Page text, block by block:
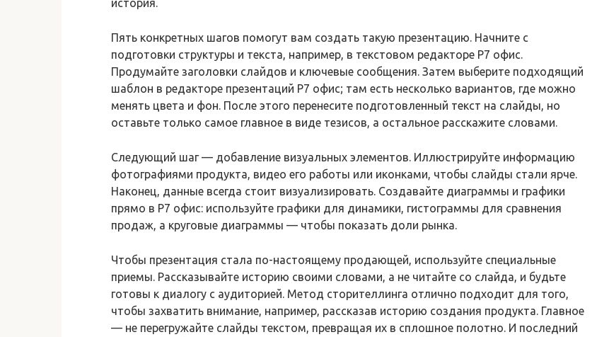
история.
Пять конкретных шагов помогут вам создать такую презентацию. Начните с
подготовки структуры и текста, например, в текстовом редакторе Р7 офис.
Продумайте заголовки слайдов и ключевые сообщения. Затем выберите подходящий
шаблон в редакторе презентаций Р7 офис; там есть несколько вариантов, где можно
менять цвета и фон. После этого перенесите подготовленный текст на слайды, но
оставьте только самое главное в виде тезисов, а остальное расскажите словами.
Следующий шаг — добавление визуальных элементов. Иллюстрируйте информацию
фотографиями продукта, видео его работы или иконками, чтобы слайды стали ярче.
Наконец, данные всегда стоит визуализировать. Создавайте диаграммы и графики
прямо в Р7 офис: используйте графики для динамики, гистограммы для сравнения
продаж, а круговые диаграммы — чтобы показать доли рынка.
Чтобы презентация стала по-настоящему продающей, используйте специальные
приемы. Рассказывайте историю своими словами, а не читайте со слайда, и будьте
готовы к диалогу с аудиторией. Метод сторителлинга отлично подходит для того,
чтобы захватить внимание, например, рассказав историю создания продукта. Главное
— не перегружайте слайды текстом, превращая их в сплошное полотно. И последний